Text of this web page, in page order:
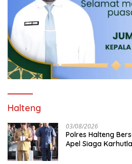
Halteng
03/08/2026
Polres Halteng
Apel Siaga Karhutla